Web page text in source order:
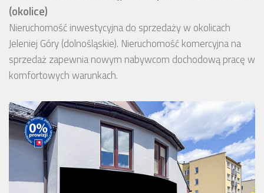
(okolice)
Nieruchomość inwestycyjna do sprzedaży w okolicach
Jeleniej Góry (dolnośląskie). Nieruchomość komercyjna na
sprzedaż zapewnia nowym nabywcom dochodową pracę w
komfortowych warunkach.